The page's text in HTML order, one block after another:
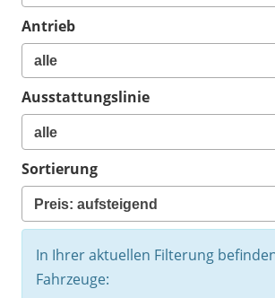
Antrieb
Ausstattungslinie
Sortierung
In Ihrer aktuellen Filterung
Fahrzeuge: